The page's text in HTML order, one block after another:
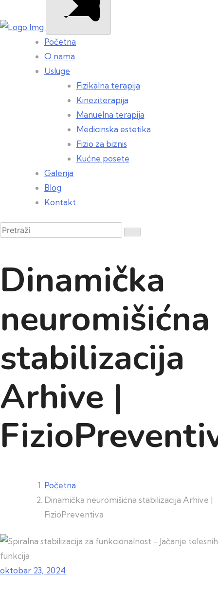
Početna
O nama
Usluge
Fizikalna terapija
Kineziterapija
Manuelna terapija
Medicinska estetika
Fizio za biznis
Kućne posete
Galerija
Blog
Kontakt
Dinamička
neuromišićna
stabilizacija
Arhive |
Početna
Dinamička neuromišićna stabilizacija Arhive |
FizioPreventiva
oktobar 23, 2024